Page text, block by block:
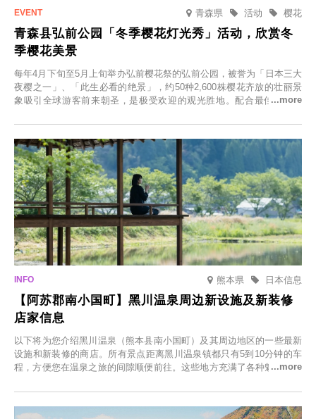
青森県 樱花
活动
青森县弘前公园「冬季樱花灯光秀」活动，欣赏冬
季樱花美景
每年4月下旬至5月上旬举办弘前樱花祭的弘前公园，被誉为「日本三大
夜樱之一」、「此生必看的绝景」，约50种2,600株樱花齐放的壮丽景
象吸引全球游客前来朝圣，是极受欢迎的观光胜地。配合最佳观雪时
「冬季樱花灯光秀」。
熊本県 日本信息
【阿苏郡南小国町】黑川温泉周边新设施及新装修
店家信息
以下将为您介绍黑川温泉（熊本县南小国町）及其周边地区的一些最新
设施和新装修的商店。所有景点距离黑川温泉镇都只有5到10分钟的车
程，方便您在温泉之旅的间隙顺便前往。这些地方充满了各种魅力，包
食材的餐厅。让您体验黑川温泉的全新乐趣。